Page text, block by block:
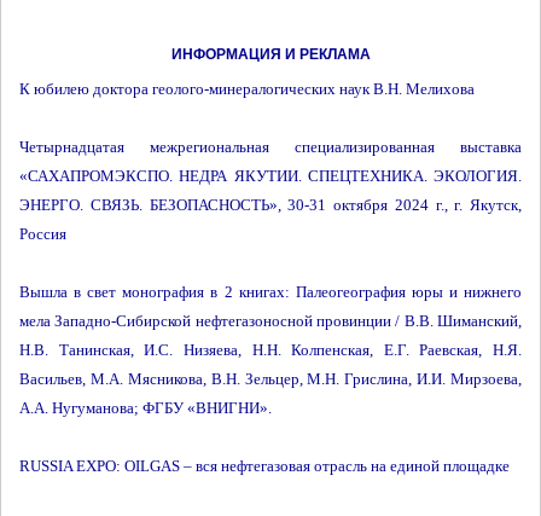
ИНФОРМАЦИЯ И РЕКЛАМА
К юбилею доктора геолого-минералогических наук В.Н. Мелихова
Четырнадцатая межрегиональная специализированная выставка
«САХАПРОМЭКСПО. НЕДРА ЯКУТИИ. СПЕЦТЕХНИКА. ЭКОЛОГИЯ.
ЭНЕРГО. СВЯЗЬ. БЕЗОПАСНОСТЬ», 30-31 октября 2024 г., г. Якутск,
Россия
Вышла в свет монография в 2 книгах: Палеогеография юры и нижнего
мела Западно-Сибирской нефтегазоносной провинции / В.В. Шиманский,
Н.В. Танинская, И.С. Низяева, Н.Н. Колпенская, Е.Г. Раевская, Н.Я.
Васильев, М.А. Мясникова, В.Н. Зельцер, М.Н. Грислина, И.И. Мирзоева,
А.А. Нугуманова; ФГБУ «ВНИГНИ».
RUSSIA EXPO: OILGAS – вся нефтегазовая отрасль на единой площадке